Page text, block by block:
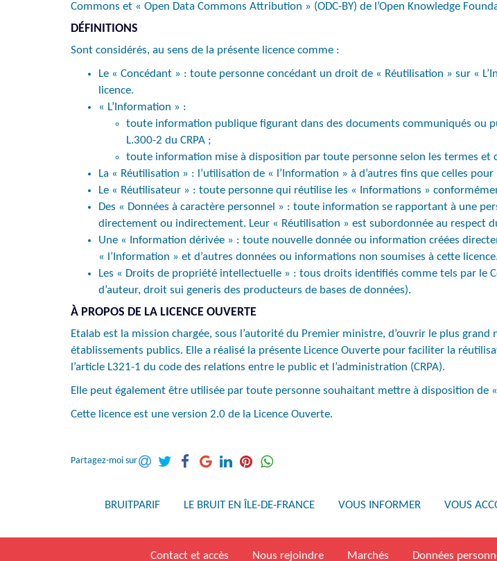
Commons et « Open Data Commons Attribution » (ODC-BY) de l’Open Knowledge
DÉFINITIONS
Sont considérés, au sens de la présente licence comme :
Le « Concédant » : toute personne concédant un droit de « Réutilisation » sur «
licence.
« L’Information » :
toute information publique figurant dans des documents communiqués ou
L.300-2 du CRPA ;
toute information mise à disposition par toute personne selon les termes et
La « Réutilisation » : l’utilisation de « l’Information » à d’autres fins que celles
Le « Réutilisateur » : toute personne qui réutilise les « Informations »
Des « Données à caractère personnel » : toute information se rapportant à une
directement ou indirectement. Leur « Réutilisation » est subordonnée au respect
Une « Information dérivée » : toute nouvelle donnée ou information créées
« l’Information » et d’autres données ou informations non soumises à cette licence.
Les « Droits de propriété intellectuelle » : tous droits identifiés comme tels par
d’auteur, droit sui generis des producteurs de bases de données).
À PROPOS DE LA LICENCE OUVERTE
Etalab est la mission chargée, sous l’autorité du Premier ministre, d’ouvrir le plus
établissements publics. Elle a réalisé la présente Licence Ouverte pour faciliter la
l’article L321-1 du code des relations entre le public et l’administration (CRPA).
Elle peut également être utilisée par toute personne souhaitant mettre à disposition de
Cette licence est une version 2.0 de la Licence Ouverte.
Partagez-moi sur
BRUITPARIF LE BRUIT EN ÎLE-DE-FRANCE VOUS INFORMER VOUS
Contact et accès Nous rejoindre Marchés Données